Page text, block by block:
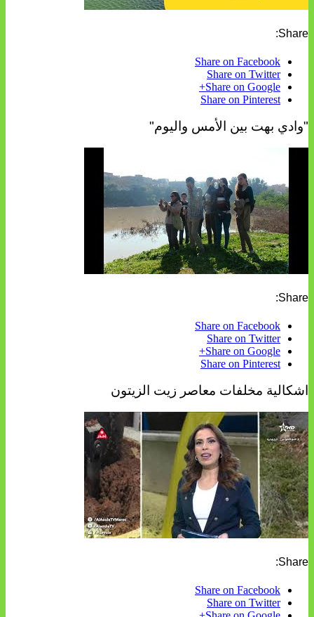
Share:
Share on Facebook
Share on Twitter
Share on Google+
Share on Pinterest
"وادي بهت بين الأمس واليوم"
Share:
Share on Facebook
Share on Twitter
Share on Google+
Share on Pinterest
اشكالية مخلفات معاصر زيت الزيتون
Share:
Share on Facebook
Share on Twitter